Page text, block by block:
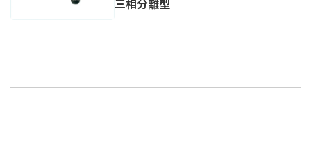
三相分離型